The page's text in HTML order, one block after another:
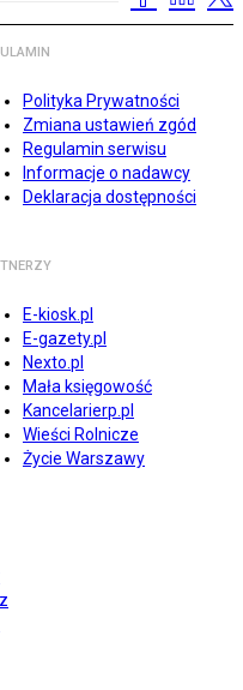
Polityka Prywatności
Zmiana ustawień zgód
Regulamin serwisu
Informacje o nadawcy
Deklaracja dostępności
E-kiosk.pl
E-gazety.pl
Nexto.pl
Mała księgowość
Kancelarierp.pl
Wieści Rolnicze
Życie Warszawy